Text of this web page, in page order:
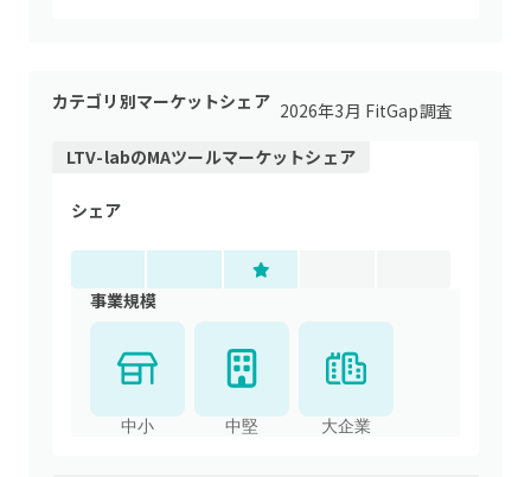
カテゴリ別マーケットシェア 2026年3月 FitGap調査
LTV-labのMAツールマーケットシェア
シェア
事業規模
中小 中堅 大企業